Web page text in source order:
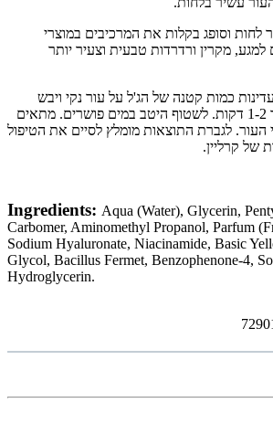
לחות וסופג בקלות את המרכיבים במוצרי
מקרין ורדרדות טבעית וצעיר יותר
כמות קטנה של הג'ל על עור נקי ויבש
בתנועות סיבוביות למשך 1-2 דקות. לשטוף היטב במים פושרים. מתאים
העור. לגברת התוצאות מומלץ לסיים את הטיפול
של קרליין.
Ingredients: Aqua (Water), Glycerin,
Carbomer, Aminomethyl Propanol, Parfum
Sodium Hyaluronate, Niacinamide, Basic
Glycol, Bacillus Fermet, Benzophenone-4,
Hydroglycerin.